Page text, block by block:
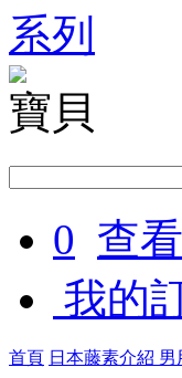
系列
寶貝
0 查
我的
首頁 日本藤素介紹 男